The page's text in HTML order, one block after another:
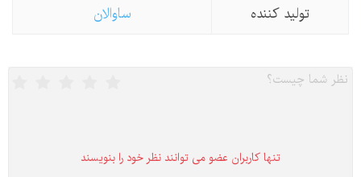
تولید كننده
ساوالان
تنها كاربران عضو می توانند نظر خود را بنویسند